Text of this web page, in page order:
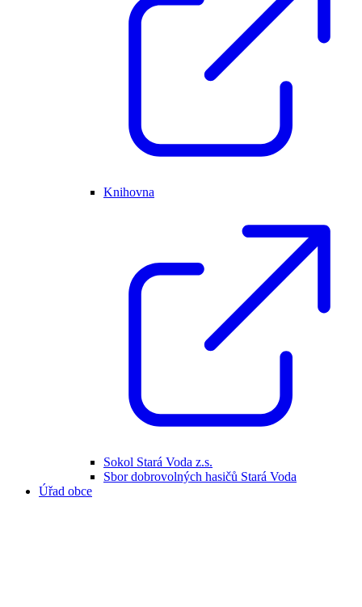
Knihovna
Sokol Stará Voda z.s.
Sbor dobrovolných hasičů Stará Voda
Úřad obce